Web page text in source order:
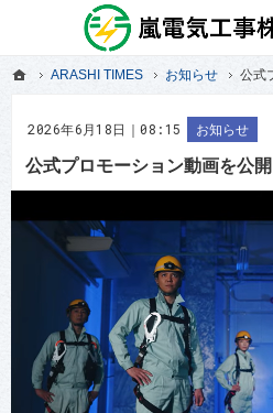
ARASHI TIMES お知らせ 公式
2026年6月18日｜08:15 お知らせ
公式プロモーション動画を公開
福島県いわき市の電気工事・原子力発電所・火力発電
いわき市の電気工事・火力発電所の電気計装工事なら嵐
ホーム
ARASHI TIMES お知らせ 公式